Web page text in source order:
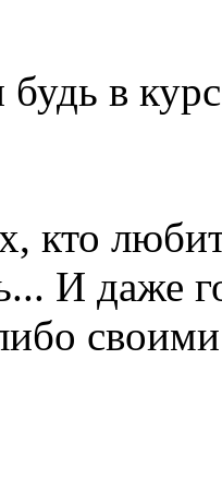
в
кто
И даже